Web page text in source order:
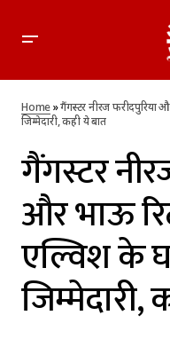
फायरिंग की जिम्मेदारी, कही
Home»गैंगस्टर नीरज फरीदपुरिया
जिम्मेदारी, कही ये बात
गैंगस्टर
और भाऊ
एल्विश के
जिम्मेदारी,